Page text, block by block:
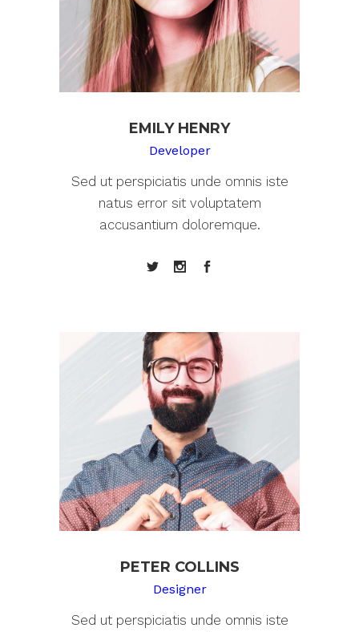
EMILY HENRY
Developer
Sed ut perspiciatis unde omnis iste
natus error sit voluptatem
accusantium doloremque.
PETER COLLINS
Designer
Sed ut perspiciatis unde omnis iste